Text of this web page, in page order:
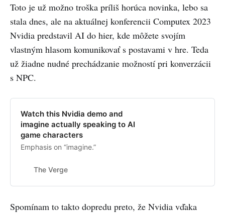
Toto je už možno troška príliš horúca novinka, lebo sa
stala dnes, ale na aktuálnej konferencii Computex 2023
Nvidia predstavil AI do hier, kde môžete svojím
vlastným hlasom komunikovať s postavami v hre. Teda
už žiadne nudné prechádzanie možností pri konverzácii
s NPC.
Watch this Nvidia demo and
imagine actually speaking to AI
game characters
Emphasis on “imagine.”
The Verge
Spomínam to takto dopredu preto, že Nvidia vďaka